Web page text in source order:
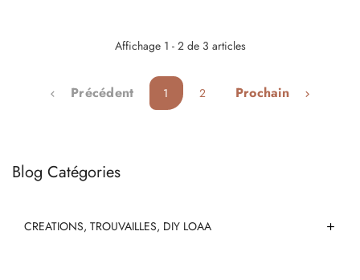
Affichage 1 - 2 de 3 articles
 Précédent 1 2 Prochain 
Blog Catégories
CREATIONS, TROUVAILLES, DIY LOAA add